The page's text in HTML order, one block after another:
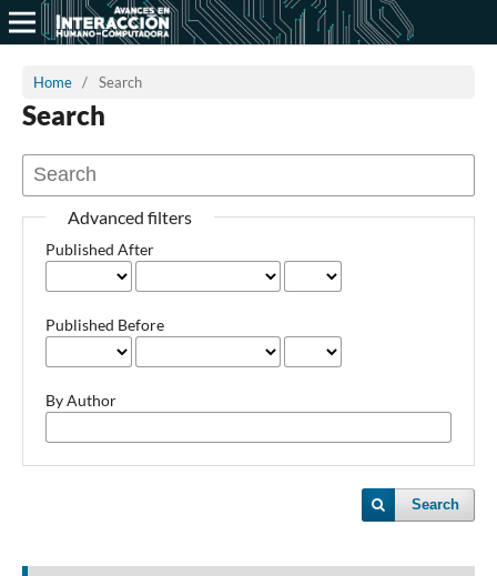
Home / Search
Search
Advanced filters
Published After
Published Before
By Author
Search